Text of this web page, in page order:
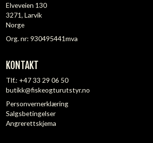
Elveveien 130
3271, Larvik
Norge
Org. nr: 930495441mva
KONTAKT
Tlf.: +47 33 29 06 50
butikk@fiskeogturutstyr.no
Personvernerklæring
Salgsbetingelser
Angrerettskjema